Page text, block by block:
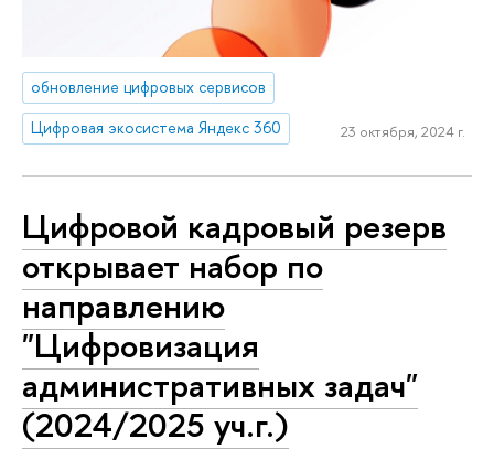
обновление цифровых сервисов
Цифровая экосистема Яндекс 360
23 октября, 2024 г.
Цифровой кадровый резерв
открывает набор по
направлению
"Цифровизация
административных задач"
(2024/2025 уч.г.)